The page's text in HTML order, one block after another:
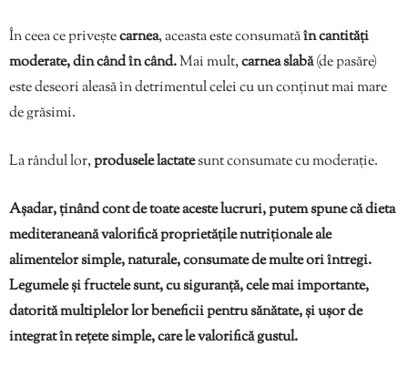
În ceea ce priveștecarnea, aceasta este consumatăîn cantități
moderate, din când în când.Mai mult,carnea slabă(de pasăre)
este deseori aleasă în detrimentul celei cu un conținut mai mare
de grăsimi.
La rândul lor,produsele lactatesunt consumate cu moderație.
Așadar, ținând cont de toate aceste lucruri, putem spune că dieta
mediteraneană valorifică proprietățile nutriționale ale
alimentelor simple, naturale, consumate de multe ori întregi.
Legumele și fructele sunt, cu siguranță, cele mai importante,
datorită multiplelor lor beneficii pentru sănătate, și ușor de
integrat în rețete simple, care le valorifică gustul.